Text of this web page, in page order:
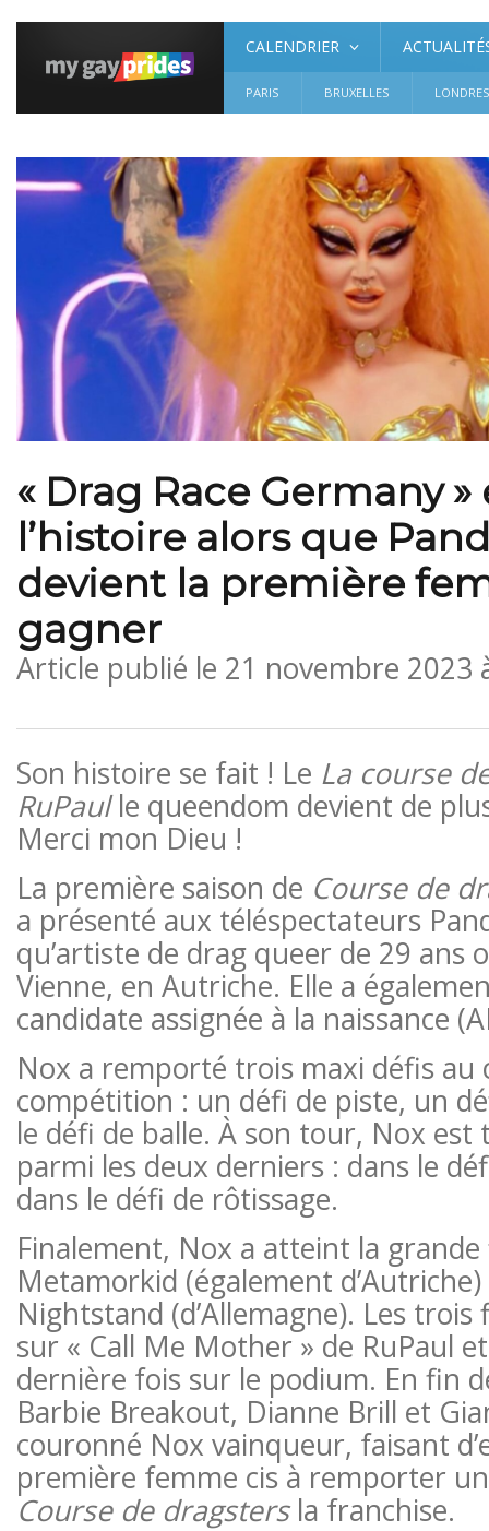
CALENDRIER
PARIS BRUXELLES LONDRES
« Drag Race Germany
l’histoire alors que
devient la première
gagner
Article publié le 21 novembre 2023
Son histoire se fait ! Le La course
RuPaulle queendom devient de
Merci mon Dieu !
La première saison de Course de
a présenté aux téléspectateurs
qu’artiste de drag queer de 29 ans
Vienne, en Autriche. Elle a
candidate assignée à la naissance
Nox a remporté trois maxi défis au
compétition : un défi de piste, un
le défi de balle. À son tour, Nox est
parmi les deux derniers : dans le
dans le défi de rôtissage.
Finalement, Nox a atteint la grande
Metamorkid (également
Nightstand (d’Allemagne). Les
sur « Call Me Mother » de RuPaul
dernière fois sur le podium. En fin
Barbie Breakout, Dianne Brill et
couronné Nox vainqueur, faisant
première femme cis à remporter
Course de dragstersla franchise.